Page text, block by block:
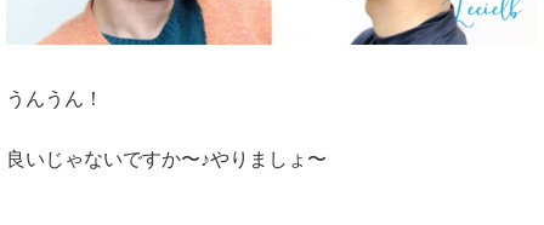
うんうん！
良いじゃないですか〜♪やりましょ〜